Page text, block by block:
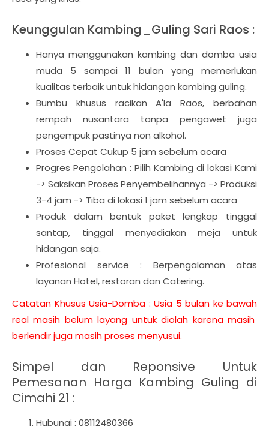
Keunggulan Kambing_Guling Sari Raos :
Hanya menggunakan kambing dan domba usia
muda 5 sampai 11 bulan yang memerlukan
kualitas terbaik untuk hidangan kambing guling.
Bumbu khusus racikan A'la Raos, berbahan
rempah nusantara tanpa pengawet juga
pengempuk pastinya non alkohol.
Proses Cepat Cukup 5 jam sebelum acara
Progres Pengolahan : Pilih Kambing di lokasi Kami
-> Saksikan Proses Penyembelihannya -> Produksi
3-4 jam -> Tiba di lokasi 1 jam sebelum acara
Produk dalam bentuk paket lengkap tinggal
santap, tinggal menyediakan meja untuk
hidangan saja.
Profesional service : Berpengalaman atas
layanan Hotel, restoran dan Catering.
Catatan Khusus Usia-Domba : Usia 5 bulan ke bawah
real masih belum layang untuk diolah karena masih
berlendir juga masih proses menyusui.
Simpel dan Reponsive Untuk
Pemesanan Harga Kambing Guling di
Cimahi 21 :
Hubungi : 08112480366